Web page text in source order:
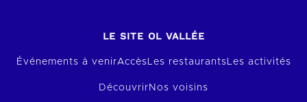
LE SITE OL VALLÉE
Événements à venirAccèsLes restaurantsLes activités
Découvrir Nos voisins